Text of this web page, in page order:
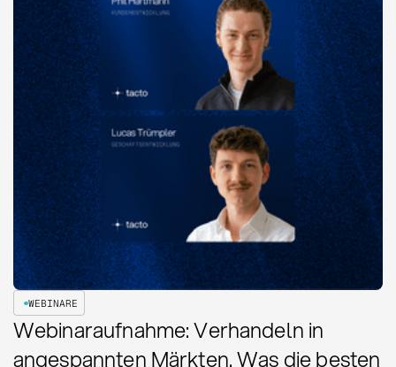
WEBINARE
Webinaraufnahme: Verhandeln in
angespannten Märkten. Was die besten